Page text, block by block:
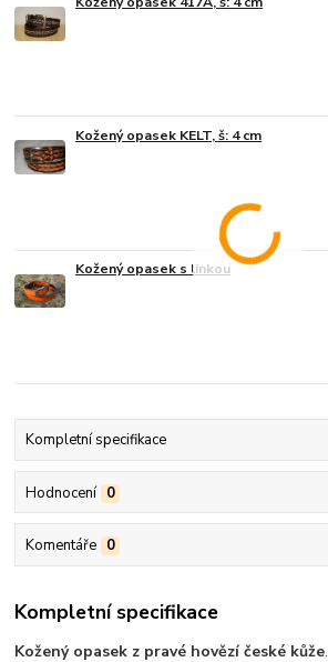
Kožený opasek KELT, š: 4 cm
Kožený opasek s linkou
Kompletní specifikace
Hodnocení 0
Komentáře 0
Kompletní specifikace
Kožený opasek z pravé hovězí české kůže.